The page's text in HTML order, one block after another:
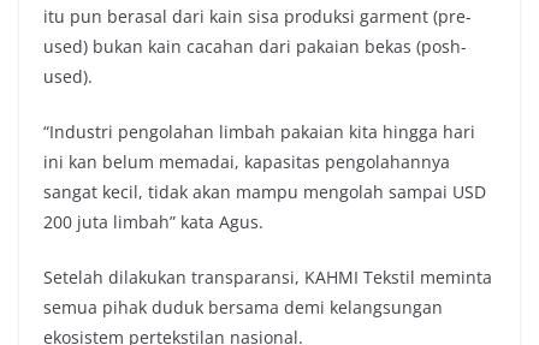
itu pun berasal dari kain sisa produksi garment (pre-
used) bukan kain cacahan dari pakaian bekas (posh-
used).
“Industri pengolahan limbah pakaian kita hingga hari
ini kan belum memadai, kapasitas pengolahannya
sangat kecil, tidak akan mampu mengolah sampai USD
200 juta limbah” kata Agus.
Setelah dilakukan transparansi, KAHMI Tekstil meminta
semua pihak duduk bersama demi kelangsungan
ekosistem pertekstilan nasional.